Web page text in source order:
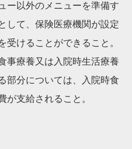
ー以外のメニューを準備す
して、保険医療機関が設定
受けることができること。
事療養又は入院時生活療養
部分については、入院時食
が支給されること。